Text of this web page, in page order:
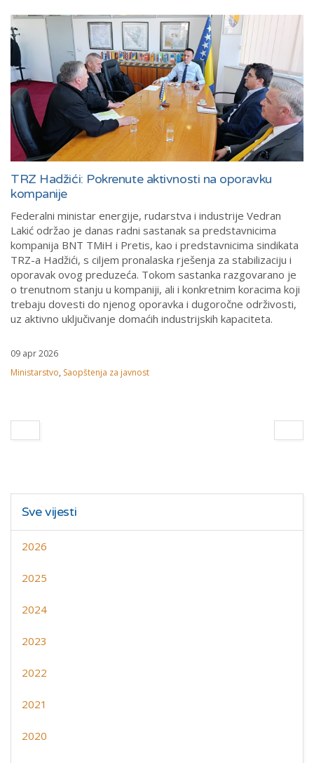
TRZ Hadžići: Pokrenute aktivnosti na oporavku
kompanije
Federalni ministar energije, rudarstva i industrije Vedran
Lakić održao je danas radni sastanak sa predstavnicima
kompanija BNT TMiH i Pretis, kao i predstavnicima sindikata
TRZ-a Hadžići, s ciljem pronalaska rješenja za stabilizaciju i
oporavak ovog preduzeća. Tokom sastanka razgovarano je
o trenutnom stanju u kompaniji, ali i konkretnim koracima koji
trebaju dovesti do njenog oporavka i dugoročne održivosti,
uz aktivno uključivanje domaćih industrijskih kapaciteta.
09 apr 2026
Ministarstvo, Saopštenja za javnost
Sve vijesti
2026
2025
2024
2023
2022
2021
2020